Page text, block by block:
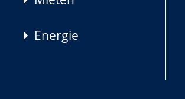
Energie